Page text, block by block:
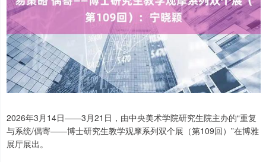
2026年3月14日——3月21日，由中央美术学院研究生院主办的“重复
与系统/偶寄——博士研究生教学观摩系列双个展（第109回）”在博雅
展厅展出。